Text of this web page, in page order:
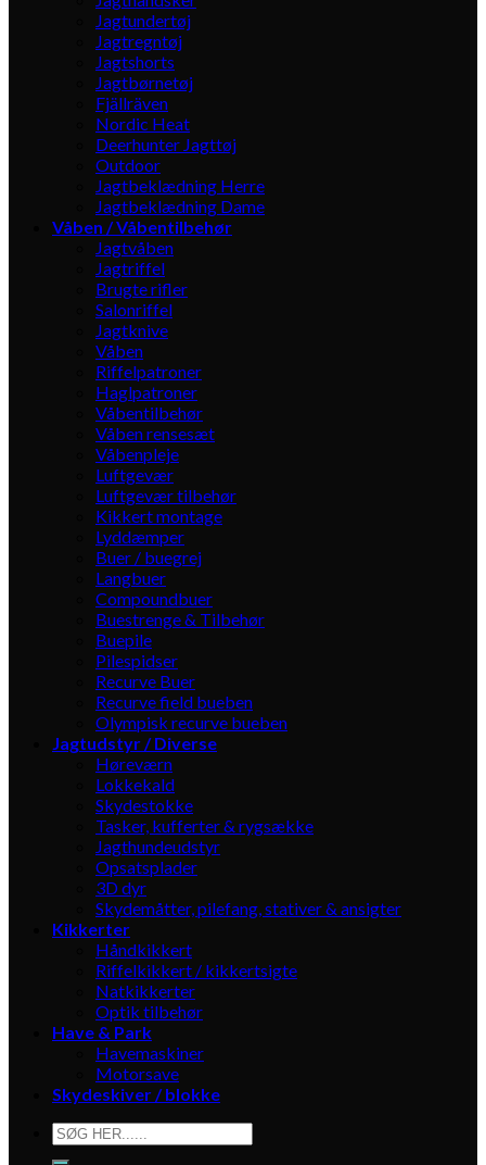
Jagtundertøj
Jagtregntøj
Jagtshorts
Jagtbørnetøj
Fjällräven
Nordic Heat
Deerhunter Jagttøj
Outdoor
Jagtbeklædning Herre
Jagtbeklædning Dame
Våben / Våbentilbehør
Jagtvåben
Jagtriffel
Brugte rifler
Salonriffel
Jagtknive
Våben
Riffelpatroner
Haglpatroner
Våbentilbehør
Våben rensesæt
Våbenpleje
Luftgevær
Luftgevær tilbehør
Kikkert montage
Lyddæmper
Buer / buegrej
Langbuer
Compoundbuer
Buestrenge & Tilbehør
Buepile
Pilespidser
Recurve Buer
Recurve field bueben
Olympisk recurve bueben
Jagtudstyr / Diverse
Høreværn
Lokkekald
Skydestokke
Tasker, kufferter & rygsække
Jagthundeudstyr
Opsatsplader
3D dyr
Skydemåtter, pilefang, stativer & ansigter
Kikkerter
Håndkikkert
Riffelkikkert / kikkertsigte
Natkikkerter
Optik tilbehør
Have & Park
Havemaskiner
Motorsave
Skydeskiver / blokke
Søg
efter: